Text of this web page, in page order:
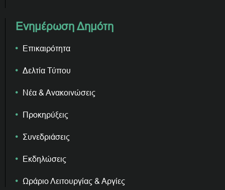
Ενημέρωση Δημότη
Επικαιρότητα
Δελτία Τύπου
Νέα & Ανακοινώσεις
Προκηρύξεις
Συνεδριάσεις
Εκδηλώσεις
Ωράριο Λειτουργίας & Αργίες